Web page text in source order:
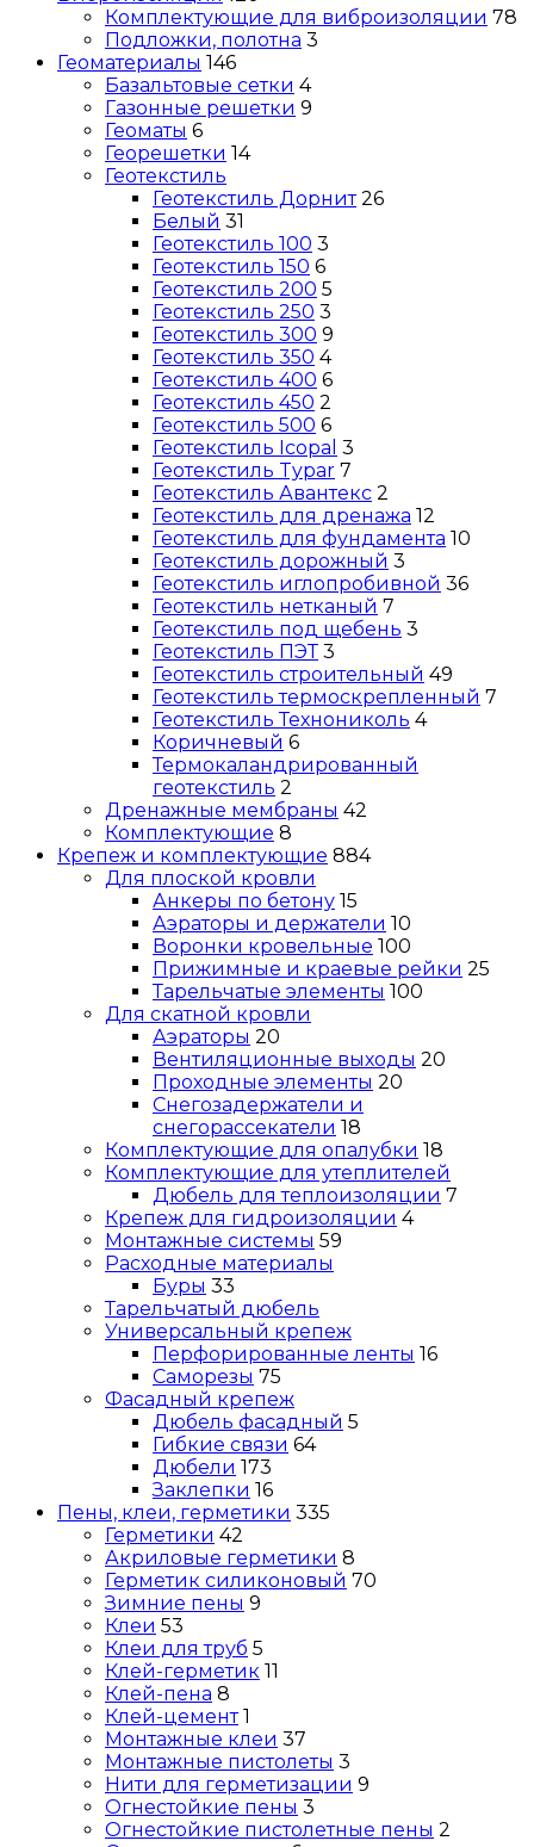
Комплектующие для виброизоляции 78
Подложки, полотна 3
Геоматериалы 146
Базальтовые сетки 4
Газонные решетки 9
Геоматы 6
Георешетки 14
Геотекстиль
Геотекстиль Дорнит 26
Белый 31
Геотекстиль 100 3
Геотекстиль 150 6
Геотекстиль 200 5
Геотекстиль 250 3
Геотекстиль 300 9
Геотекстиль 350 4
Геотекстиль 400 6
Геотекстиль 450 2
Геотекстиль 500 6
Геотекстиль Icopal 3
Геотекстиль Typar 7
Геотекстиль Авантекс 2
Геотекстиль для дренажа 12
Геотекстиль для фундамента 10
Геотекстиль дорожный 3
Геотекстиль иглопробивной 36
Геотекстиль нетканый 7
Геотекстиль под щебень 3
Геотекстиль ПЭТ 3
Геотекстиль строительный 49
Геотекстиль термоскрепленный 7
Геотекстиль Технониколь 4
Коричневый 6
Термокаландрированный
геотекстиль 2
Дренажные мембраны 42
Комплектующие 8
Крепеж и комплектующие 884
Для плоской кровли
Анкеры по бетону 15
Аэраторы и держатели 10
Воронки кровельные 100
Прижимные и краевые рейки 25
Тарельчатые элементы 100
Для скатной кровли
Аэраторы 20
Вентиляционные выходы 20
Проходные элементы 20
Снегозадержатели и
снегорассекатели 18
Комплектующие для опалубки 18
Комплектующие для утеплителей
Дюбель для теплоизоляции 7
Крепеж для гидроизоляции 4
Монтажные системы 59
Расходные материалы
Буры 33
Тарельчатый дюбель
Универсальный крепеж
Перфорированные ленты 16
Саморезы 75
Фасадный крепеж
Дюбель фасадный 5
Гибкие связи 64
Дюбели 173
Заклепки 16
Пены, клеи, герметики 335
Герметики 42
Акриловые герметики 8
Герметик силиконовый 70
Зимние пены 9
Клеи 53
Клеи для труб 5
Клей-герметик 11
Клей-пена 8
Клей-цемент 1
Монтажные клеи 37
Монтажные пистолеты 3
Нити для герметизации 9
Огнестойкие пены 3
Огнестойкие пистолетные пены 2